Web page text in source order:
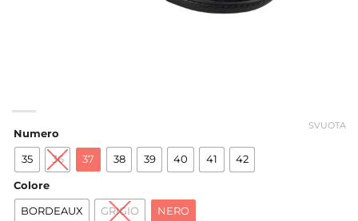
Numero
35 36 37 38 39 40 41 42
Colore
BORDEAUX GRIGIO NERO
SVUOTA